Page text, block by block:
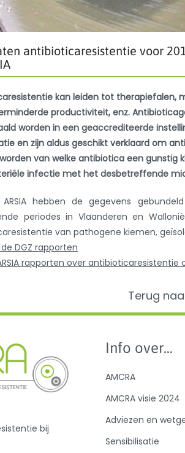
antibioticaresistentie voor
kan leiden tot therapiefalen,
productiviteit, enz.
worden in een geaccrediteerde
en zijn aldus geschikt verklaard om
van welke antibiotica een
infectie met het desbetreffende
hebben de gegevens
periodes in Vlaanderen en
van pathogene kiemen,
DGZ rapporten
rapporten over antibioticaresistentie
Terug
bij
Info over...
AMCRA
AMCRA visie 2024
Adviezen en
Sensibilisatie